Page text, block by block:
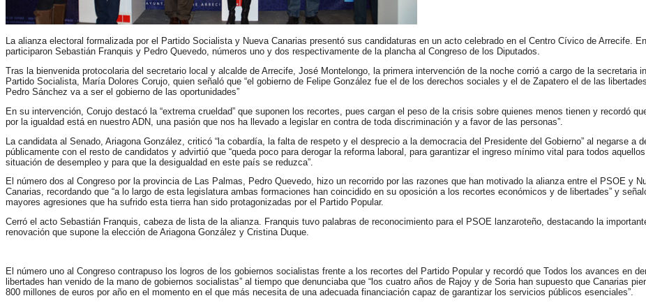
La alianza electoral formalizada por el Partido Socialista y Nueva Canarias presentó sus candidaturas en un acto celebrado en el Centro Cívico de Arrecife.
participaron Sebastián Franquis y Pedro Quevedo, números uno y dos respectivamente de la plancha al Congreso de los Diputados.
Tras la bienvenida protocolaria del secretario local y alcalde de Arrecife, José Montelongo, la primera intervención de la noche corrió a cargo de la secretaria
Partido Socialista, María Dolores Corujo, quien señaló que “el gobierno de Felipe González fue el de los derechos sociales y el de Zapatero el de las
Pedro Sánchez va a ser el gobierno de las oportunidades”
En su intervención, Corujo destacó la “extrema crueldad” que suponen los recortes, pues cargan el peso de la crisis sobre quienes menos tienen y recordó
por la igualdad está en nuestro ADN, una pasión que nos ha llevado a legislar en contra de toda discriminación y a favor de las personas”.
La candidata al Senado, Ariagona González, criticó “la cobardía, la falta de respeto y el desprecio a la democracia del Presidente del Gobierno” al negarse a
públicamente con el resto de candidatos y advirtió que “queda poco para derogar la reforma laboral, para garantizar el ingreso mínimo vital para todos
situación de desempleo y para que la desigualdad en este país se reduzca”.
El número dos al Congreso por la provincia de Las Palmas, Pedro Quevedo, hizo un recorrido por las razones que han motivado la alianza entre el PSOE y
Canarias, recordando que “a lo largo de esta legislatura ambas formaciones han coincidido en su oposición a los recortes económicos y de libertades” y
mayores agresiones que ha sufrido esta tierra han sido protagonizadas por el Partido Popular.
Cerró el acto Sebastián Franquis, cabeza de lista de la alianza. Franquis tuvo palabras de reconocimiento para el PSOE lanzaroteño, destacando la
renovación que supone la elección de Ariagona González y Cristina Duque.
El número uno al Congreso contrapuso los logros de los gobiernos socialistas frente a los recortes del Partido Popular y recordó que Todos los avances en
libertades han venido de la mano de gobiernos socialistas” al tiempo que denunciaba que “los cuatro años de Rajoy y de Soria han supuesto que Canarias
800 millones de euros por año en el momento en el que más necesita de una adecuada financiación capaz de garantizar los servicios públicos esenciales”.